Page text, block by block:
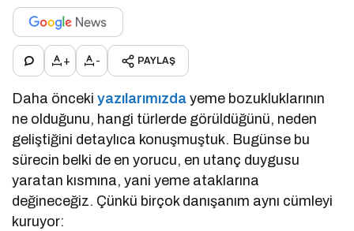
+ - PAYLAŞ
Daha öncekiyazılarımızda yeme bozukluklarının
ne olduğunu, hangi türlerde görüldüğünü, neden
geliştiğini detaylıca konuşmuştuk. Bugünse bu
sürecin belki de en yorucu, en utanç duygusu
yaratan kısmına, yani yeme ataklarına
değineceğiz. Çünkü birçok danışanım aynı cümleyi
kuruyor: